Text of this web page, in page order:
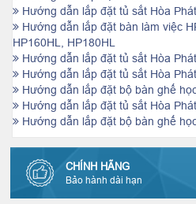
Hướng dẫn lắp đặt tủ sắt Hòa
Hướng dẫn lắp đặt bàn làm việc
HP160HL, HP180HL
Hướng dẫn lắp đặt tủ sắt Hòa
Hướng dẫn lắp đặt tủ sắt Hòa
Hướng dẫn lắp đặt bộ bàn ghế
Hướng dẫn lắp đặt tủ sắt Hòa
Hướng dẫn lắp đặt bộ bàn ghế
CHÍNH HÃNG
Bảo hành dài hạn